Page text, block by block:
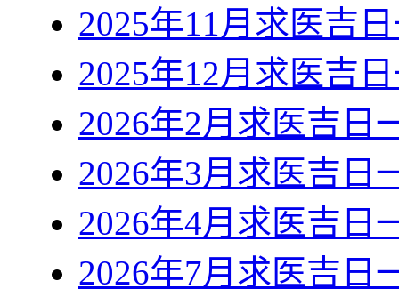
2025年11月求医吉
2025年12月求医吉
2026年2月求医吉日
2026年3月求医吉日
2026年4月求医吉日
2026年7月求医吉日